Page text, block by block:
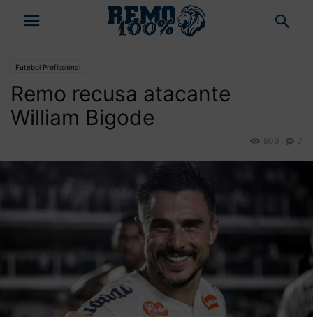
Futebol Profissional
Remo recusa atacante
William Bigode
7
906